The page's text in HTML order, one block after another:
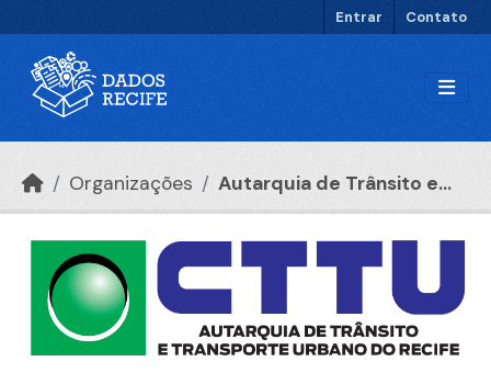
Entrar Contato
Organizações Autarquia de Trânsito e...